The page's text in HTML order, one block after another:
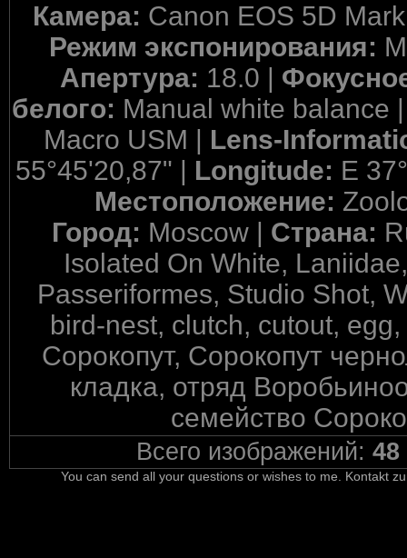
Камера: Canon EOS 5D
Режим экспонирования:
Апертура: 18.0 |
белого: Manual white balance
Macro USM | Lens-
55°45'20,87" | Longitude: E
Местоположение:
Город: Moscow | Страна:
Isolated On White,
Passeriformes, Studio Shot,
bird-nest, clutch, cutout,
Сорокопут, Сорокопут
кладка, отряд
семейство
Всего изображений: 48
You can send all your questions or wishes to me. Kontakt